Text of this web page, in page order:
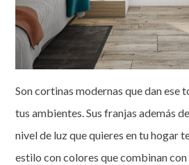
Son cortinas modernas que dan ese
tus ambientes. Sus franjas además
nivel de luz que quieres en tu hogar
estilo con colores que combinan